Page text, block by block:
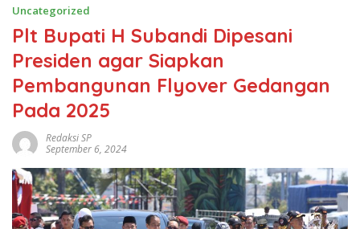
Uncategorized
Plt Bupati H Subandi Dipesani
Presiden agar Siapkan
Pembangunan Flyover Gedangan
Pada 2025
Redaksi SP
September 6, 2024